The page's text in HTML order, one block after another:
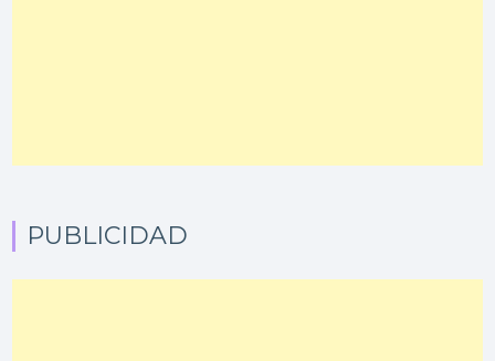
PUBLICIDAD